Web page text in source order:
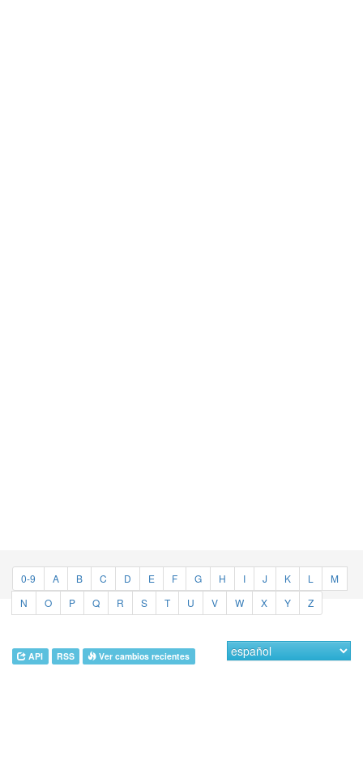
0-9 A B C D E F G H I J K L
M
N
O P Q R S T U V W X Y Z
API RSS Ver cambios recientes